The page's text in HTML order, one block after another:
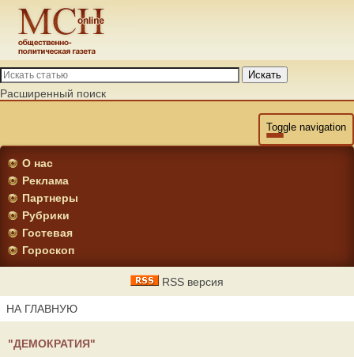
Искать
Расширенный поиск
Toggle navigation
О нас
Реклама
Партнеры
Рубрики
Гостевая
Гороскоп
RSS версия
НА ГЛАВНУЮ
"ДЕМОКРАТИЯ"